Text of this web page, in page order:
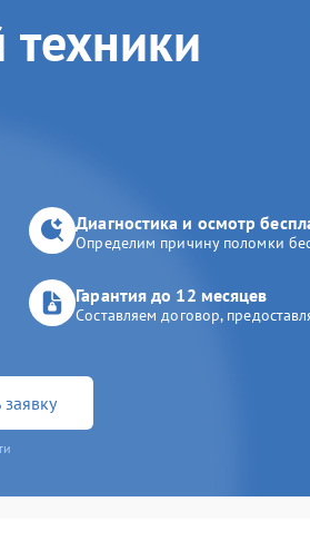
Диагностика и осмотр
Определим причину поломки
Гарантия до 12 месяцев
Составляем договор,